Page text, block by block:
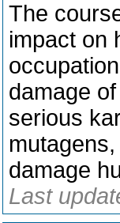
The
impact on
damage
serious
damage
Last